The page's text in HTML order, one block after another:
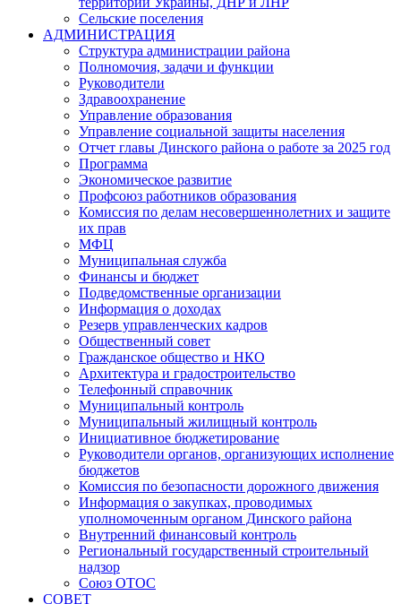
Сельские поселения
АДМИНИСТРАЦИЯ
Структура администрации района
Полномочия, задачи и функции
Руководители
Здравоохранение
Управление образования
Управление социальной защиты населения
Отчет главы Динского района о работе за 2025 год
Программа
Экономическое развитие
Профсоюз работников образования
Комиссия по делам несовершеннолетних и защите
их прав
МФЦ
Муниципальная служба
Финансы и бюджет
Подведомственные организации
Информация о доходах
Резерв управленческих кадров
Общественный совет
Гражданское общество и НКО
Архитектура и градостроительство
Телефонный справочник
Муниципальный контроль
Муниципальный жилищный контроль
Инициативное бюджетирование
Руководители органов, организующих исполнение
бюджетов
Комиссия по безопасности дорожного движения
Информация о закупках, проводимых
уполномоченным органом Динского района
Внутренний финансовый контроль
Региональный государственный строительный
надзор
Союз ОТОС
СОВЕТ